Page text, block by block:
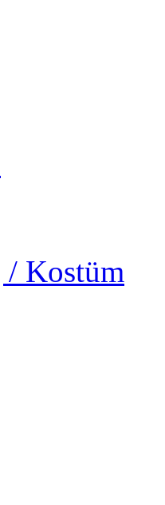
/ Kostüm